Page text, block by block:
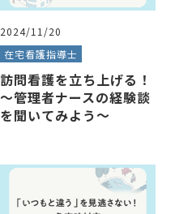
2024/11/20
在宅看護指導士
訪問看護を立ち上げる！
～管理者ナースの経験談
を聞いてみよう～